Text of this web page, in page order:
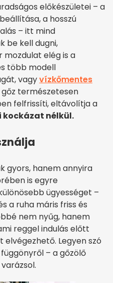
előkészületei – a
a hosszú
– itt mind
be kell dugni,
mozdulat elég is a
több modell
vagyvízkőmentes
gőz természetesen
felfrissíti, eltávolítja a
kockázat nélkül.
gyors, hanem annyira
is egyre
ügyességet –
a ruha máris friss és
nem nyűg, hanem
reggel indulás előtt
Legyen szó
– a gőzölő